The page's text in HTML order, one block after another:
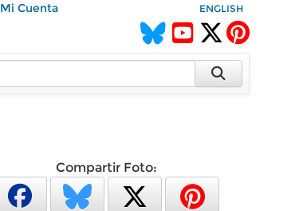
Mi Cuenta ENGLISH
Compartir Foto: